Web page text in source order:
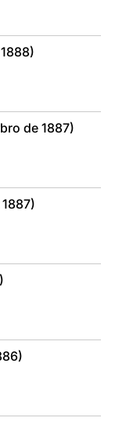
de 1887)